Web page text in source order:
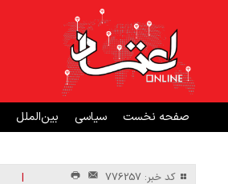
صفحه نخست سیاسی بین‌الملل
کد خبر: 776257 |